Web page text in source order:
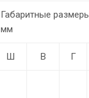
Габаритные
мм
Ш В Г